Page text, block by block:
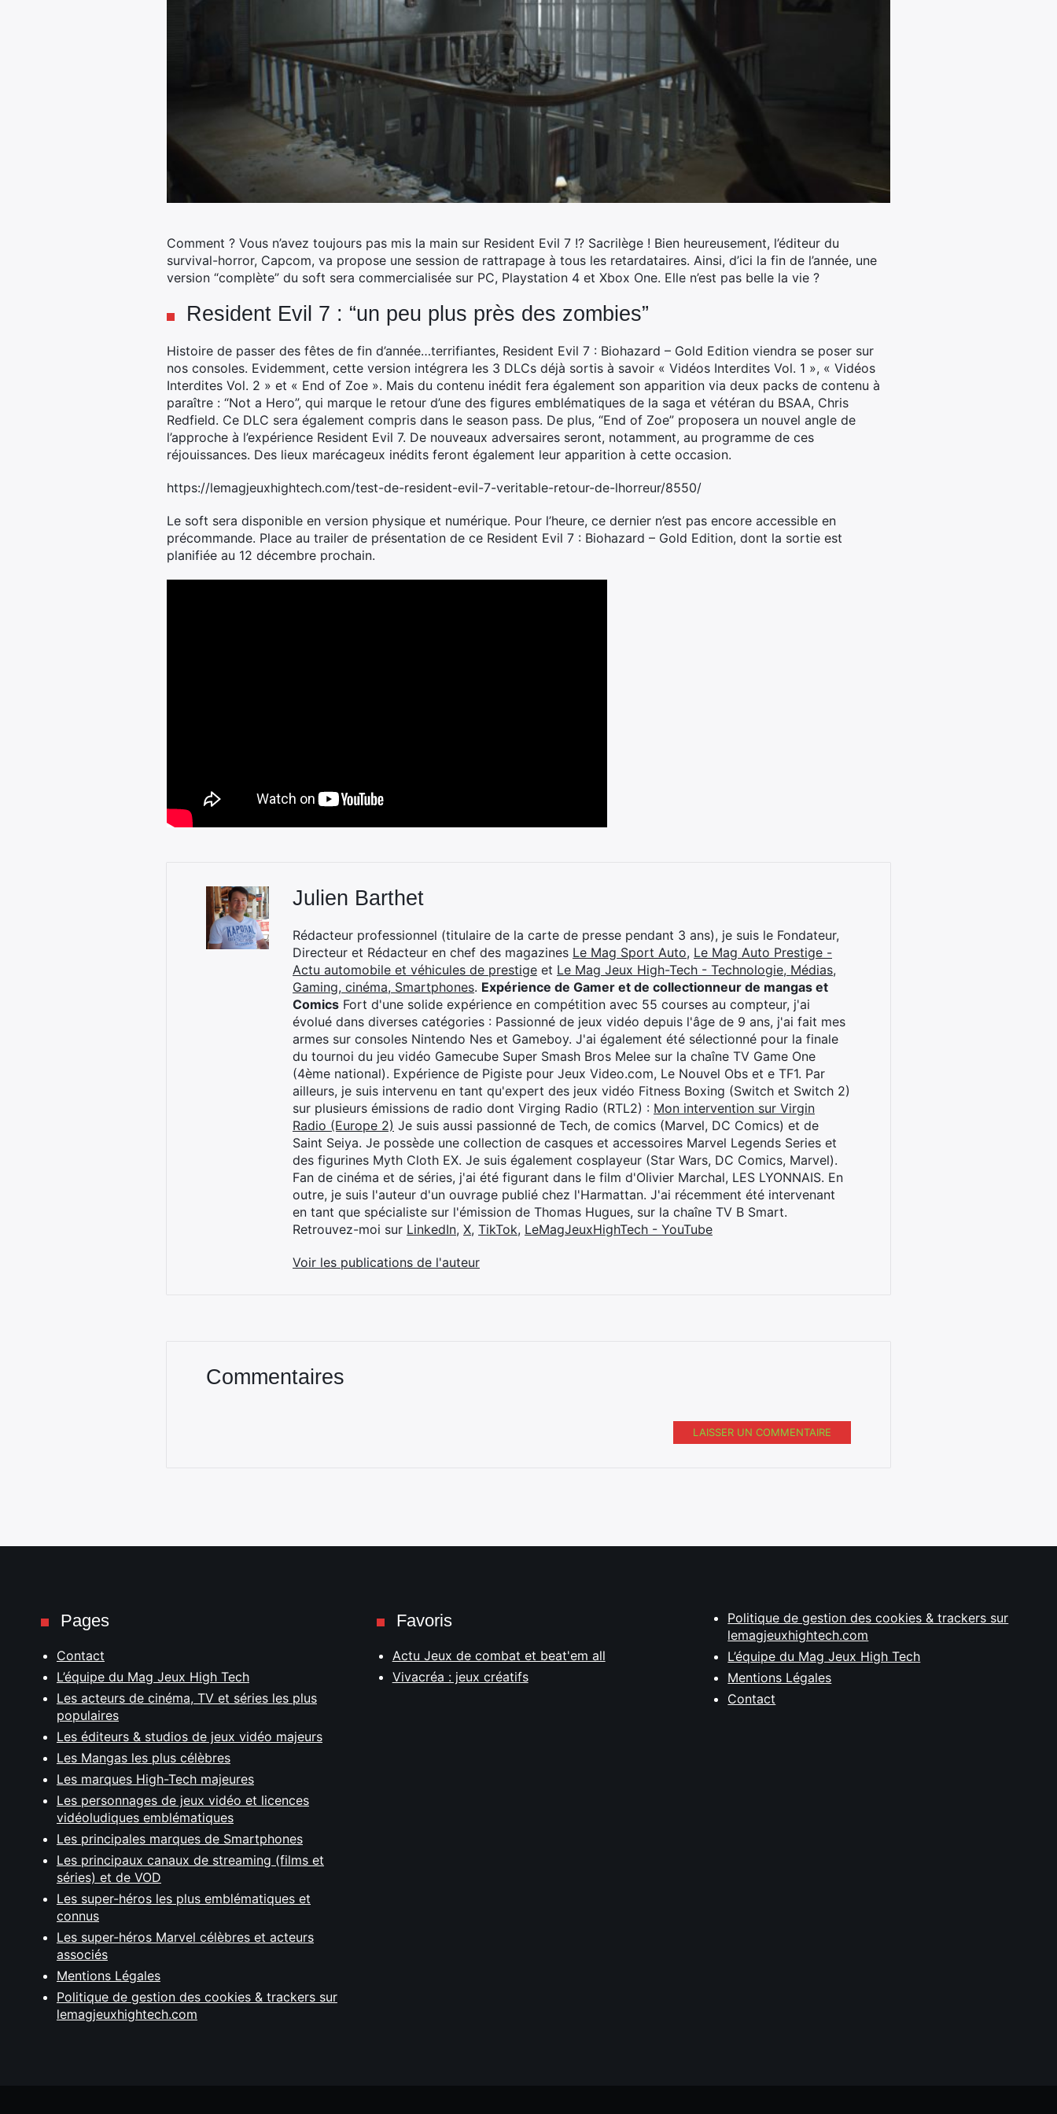
Comment ? Vous n’avez toujours pas mis la main sur Resident Evil 7 !? Sacrilège ! Bien heureusement, l’éditeur du
survival-horror, Capcom, va propose une session de rattrapage à tous les retardataires. Ainsi, d’ici la fin de l’année, une
version “complète” du soft sera commercialisée sur PC, Playstation 4 et Xbox One. Elle n’est pas belle la vie ?
Resident Evil 7 : “un peu plus près des zombies”
Histoire de passer des fêtes de fin d’année…terrifiantes, Resident Evil 7 : Biohazard – Gold Edition viendra se poser sur
nos consoles. Evidemment, cette version intégrera les 3 DLCs déjà sortis à savoir « Vidéos Interdites Vol. 1 », « Vidéos
Interdites Vol. 2 » et « End of Zoe ». Mais du contenu inédit fera également son apparition via deux packs de contenu à
paraître : “Not a Hero”, qui marque le retour d’une des figures emblématiques de la saga et vétéran du BSAA, Chris
Redfield. Ce DLC sera également compris dans le season pass. De plus, “End of Zoe” proposera un nouvel angle de
l’approche à l’expérience Resident Evil 7. De nouveaux adversaires seront, notamment, au programme de ces
réjouissances. Des lieux marécageux inédits feront également leur apparition à cette occasion.
https://lemagjeuxhightech.com/test-de-resident-evil-7-veritable-retour-de-lhorreur/8550/
Le soft sera disponible en version physique et numérique. Pour l’heure, ce dernier n’est pas encore accessible en
précommande. Place au trailer de présentation de ce Resident Evil 7 : Biohazard – Gold Edition, dont la sortie est
planifiée au 12 décembre prochain.
Julien Barthet
Rédacteur professionnel (titulaire de la carte de presse pendant 3 ans), je suis le Fondateur,
Directeur et Rédacteur en chef des magazines Le Mag Sport Auto, Le Mag Auto Prestige -
Actu automobile et véhicules de prestige et Le Mag Jeux High-Tech - Technologie, Médias,
Gaming, cinéma, Smartphones. Expérience de Gamer et de collectionneur de mangas et
Comics Fort d'une solide expérience en compétition avec 55 courses au compteur, j'ai
évolué dans diverses catégories : Passionné de jeux vidéo depuis l'âge de 9 ans, j'ai fait mes
armes sur consoles Nintendo Nes et Gameboy. J'ai également été sélectionné pour la finale
du tournoi du jeu vidéo Gamecube Super Smash Bros Melee sur la chaîne TV Game One
(4ème national). Expérience de Pigiste pour Jeux Video.com, Le Nouvel Obs et e TF1. Par
ailleurs, je suis intervenu en tant qu'expert des jeux vidéo Fitness Boxing (Switch et Switch 2)
sur plusieurs émissions de radio dont Virging Radio (RTL2) : Mon intervention sur Virgin
Radio (Europe 2) Je suis aussi passionné de Tech, de comics (Marvel, DC Comics) et de
Saint Seiya. Je possède une collection de casques et accessoires Marvel Legends Series et
des figurines Myth Cloth EX. Je suis également cosplayeur (Star Wars, DC Comics, Marvel).
Fan de cinéma et de séries, j'ai été figurant dans le film d'Olivier Marchal, LES LYONNAIS. En
outre, je suis l'auteur d'un ouvrage publié chez l'Harmattan. J'ai récemment été intervenant
en tant que spécialiste sur l'émission de Thomas Hugues, sur la chaîne TV B Smart.
Retrouvez-moi sur LinkedIn, X, TikTok, LeMagJeuxHighTech - YouTube
Voir les publications de l'auteur
Commentaires
LAISSER UN COMMENTAIRE
Pages
Contact
L’équipe du Mag Jeux High Tech
Les acteurs de cinéma, TV et séries les plus
populaires
Les éditeurs & studios de jeux vidéo majeurs
Les Mangas les plus célèbres
Les marques High-Tech majeures
Les personnages de jeux vidéo et licences
vidéoludiques emblématiques
Les principales marques de Smartphones
Les principaux canaux de streaming (films et
séries) et de VOD
Les super-héros les plus emblématiques et
connus
Les super-héros Marvel célèbres et acteurs
associés
Mentions Légales
Politique de gestion des cookies & trackers sur
lemagjeuxhightech.com
Favoris
Actu Jeux de combat et beat'em all
Vivacréa : jeux créatifs
Politique de gestion des cookies & trackers sur
lemagjeuxhightech.com
L’équipe du Mag Jeux High Tech
Mentions Légales
Contact